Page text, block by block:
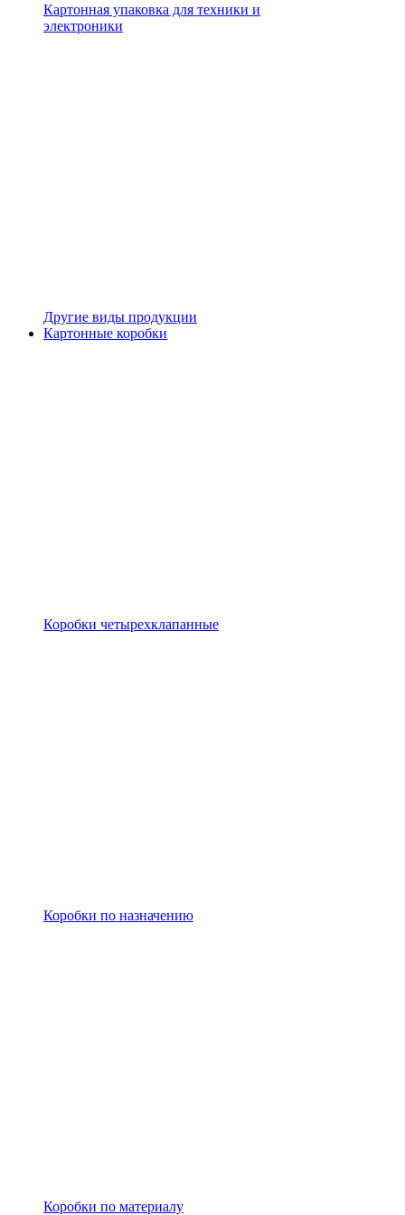
Картонная упаковка для техники и
электроники
Другие виды продукции
Картонные коробки
Коробки четырехклапанные
Коробки по назначению
Коробки по материалу